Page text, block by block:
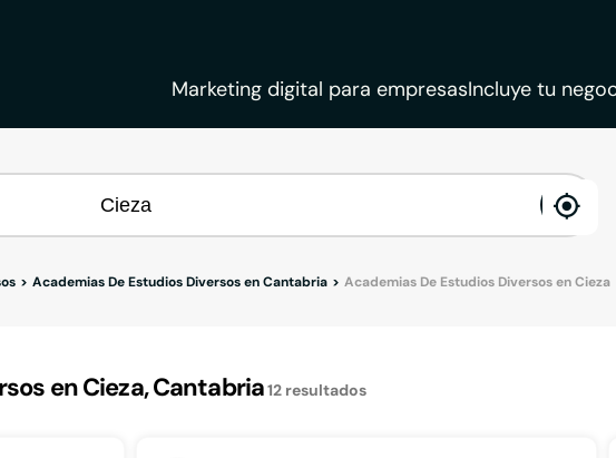
Marketing digital para empresasIncluye tu
Academias De Estudios Diversos en Cantabria Academias De Estudios Diversos en Cieza
en Cieza, Cantabria12 resultados